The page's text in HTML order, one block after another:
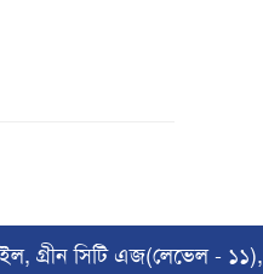
গ্রীন সিটি এজ(লেভেল - ১১),